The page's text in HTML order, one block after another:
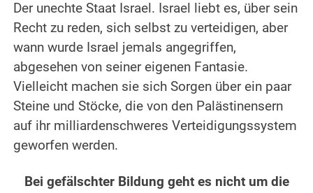
Der unechte Staat Israel. Israel liebt es, über sein
Recht zu reden, sich selbst zu verteidigen, aber
wann wurde Israel jemals angegriffen,
abgesehen von seiner eigenen Fantasie.
Vielleicht machen sie sich Sorgen über ein paar
Steine und Stöcke, die von den Palästinensern
auf ihr milliardenschweres Verteidigungssystem
geworfen werden.
Bei gefälschter Bildung geht es nicht um die